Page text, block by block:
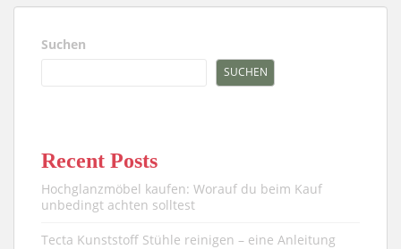
Suchen
SUCHEN
Recent Posts
Hochglanzmöbel kaufen: Worauf du beim Kauf
unbedingt achten solltest
Tecta Kunststoff Stühle reinigen – eine Anleitung